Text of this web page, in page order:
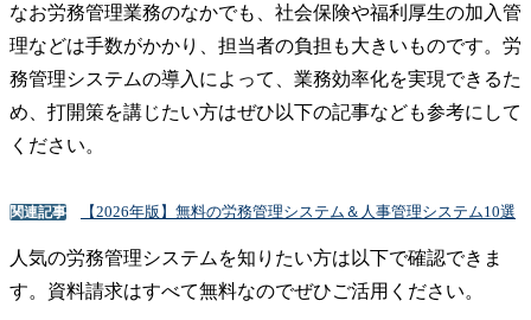
なお労務管理業務のなかでも、社会保険や福利厚生の加入管
理などは手数がかかり、担当者の負担も大きいものです。労
務管理システムの導入によって、業務効率化を実現できるた
め、打開策を講じたい方はぜひ以下の記事なども参考にして
ください。
関連記事 【2026年版】無料の労務管理システム＆人事管理システム10選
人気の労務管理システムを知りたい方は以下で確認できま
す。資料請求はすべて無料なのでぜひご活用ください。